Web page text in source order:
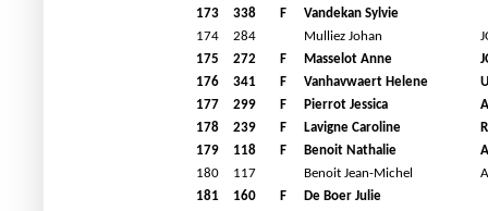
173
338 F
Vandekan Sylvie
174
284 Mulliez Johan
175
272 F Masselot Anne
176
341 F Vanhavwaert Helene
177
299 F Pierrot Jessica
178
239 F Lavigne Caroline
179
118 F Benoit Nathalie
180
117 Benoit Jean-Michel
181
160 F
De Boer Julie